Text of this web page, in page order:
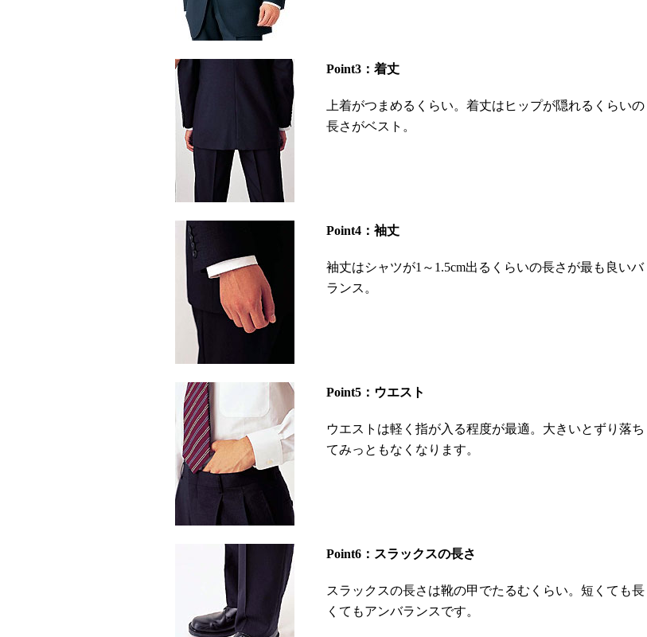
Point3：着丈
上着がつまめるくらい。着丈はヒップが隠れるくらいの
長さがベスト。
Point4：袖丈
袖丈はシャツが1～1.5cm出るくらいの長さが最も良いバ
ランス。
Point5：ウエスト
ウエストは軽く指が入る程度が最適。大きいとずり落ち
てみっともなくなります。
Point6：スラックスの長さ
スラックスの長さは靴の甲でたるむくらい。短くても長
くてもアンバランスです。